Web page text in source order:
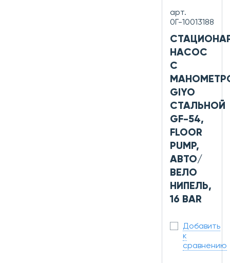
арт.
0Г-10013188
НАСОС
С
GIYO
СТАЛЬНОЙ
GF-54,
FLOOR
PUMP,
АВТО/
ВЕЛО
НИПЕЛЬ,
16 BAR
Добавить
к
сравнению